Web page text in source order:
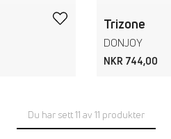
Trizone
DONJOY
NKR 744,00
Du har sett 11 av 11 produkter